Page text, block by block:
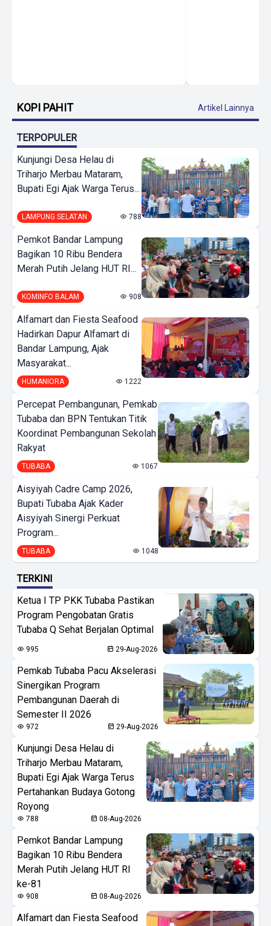
KOPI PAHIT Artikel Lainnya
TERPOPULER
Kunjungi Desa Helau di
Triharjo Merbau Mataram,
Bupati Egi Ajak Warga Terus...
LAMPUNG SELATAN 788
Pemkot Bandar Lampung
Bagikan 10 Ribu Bendera
Merah Putih Jelang HUT RI...
KOMINFO BALAM 908
Alfamart dan Fiesta Seafood
Hadirkan Dapur Alfamart di
Bandar Lampung, Ajak
Masyarakat...
HUMANIORA 1222
Percepat Pembangunan, Pemkab
Tubaba dan BPN Tentukan Titik
Koordinat Pembangunan Sekolah
Rakyat
TUBABA 1067
Aisyiyah Cadre Camp 2026,
Bupati Tubaba Ajak Kader
Aisyiyah Sinergi Perkuat
Program...
TUBABA 1048
TERKINI
Ketua I TP PKK Tubaba Pastikan
Program Pengobatan Gratis
Tubaba Q Sehat Berjalan Optimal
995 29-Aug-2026
Pemkab Tubaba Pacu Akselerasi
Sinergikan Program
Pembangunan Daerah di
Semester II 2026
972 29-Aug-2026
Kunjungi Desa Helau di
Triharjo Merbau Mataram,
Bupati Egi Ajak Warga Terus
Pertahankan Budaya Gotong
Royong
788 08-Aug-2026
Pemkot Bandar Lampung
Bagikan 10 Ribu Bendera
Merah Putih Jelang HUT RI
ke-81
908 08-Aug-2026
Alfamart dan Fiesta Seafood